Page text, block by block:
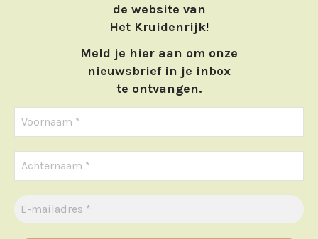
de website van
Het Kruidenrijk!
Meld je hier aan om onze
nieuwsbrief in je inbox
te ontvangen.
Home
Webwinkel
Cursussen
Bestelwijze
ervaring op onze website bieden. Als u doorgaat met het